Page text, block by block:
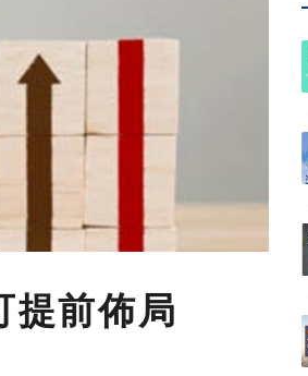
前佈局